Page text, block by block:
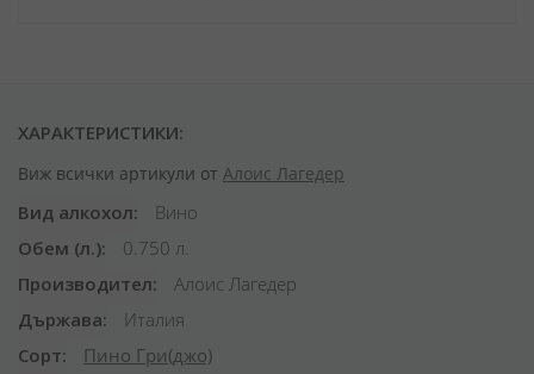
ХАРАКТЕРИСТИКИ:
Виж всички артикули от Алоис Лагедер
Вид алкохол
Вино
Обем (л.)
0.750 л.
Производител
Алоис Лагедер
Държава
Италия
Сорт
Пино Гри(джо)